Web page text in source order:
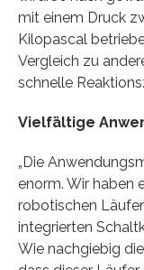
mit einem Druck
Kilopascal
Vergleich zu
schnelle
Vielfältige
„Die
enorm. Wir haben
robotischen
integrierten
Wie nachgiebig